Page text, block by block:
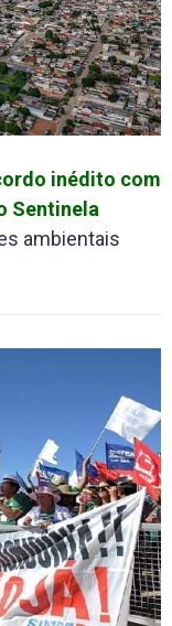
inédito com
Sentinela
ambientais